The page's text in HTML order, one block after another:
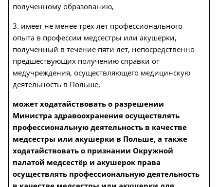
полученному образованию,
3. имеет не менее трёх лет профессионального
опыта в профессии медсестры или акушерки,
полученный в течение пяти лет, непосредственно
предшествующих получению справки от
медучреждения, осуществляющего медицинскую
деятельность в Польше,
может ходатайствовать о разрешении
Министра здравоохранения осуществлять
профессиональную деятельность в качестве
медсестры или акушерки в Польше, а также
ходатайствовать о признании Окружной
палатой медсестёр и акушерок права
осуществлять профессиональную деятельность